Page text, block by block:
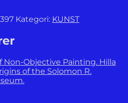
Kategori: KUNST